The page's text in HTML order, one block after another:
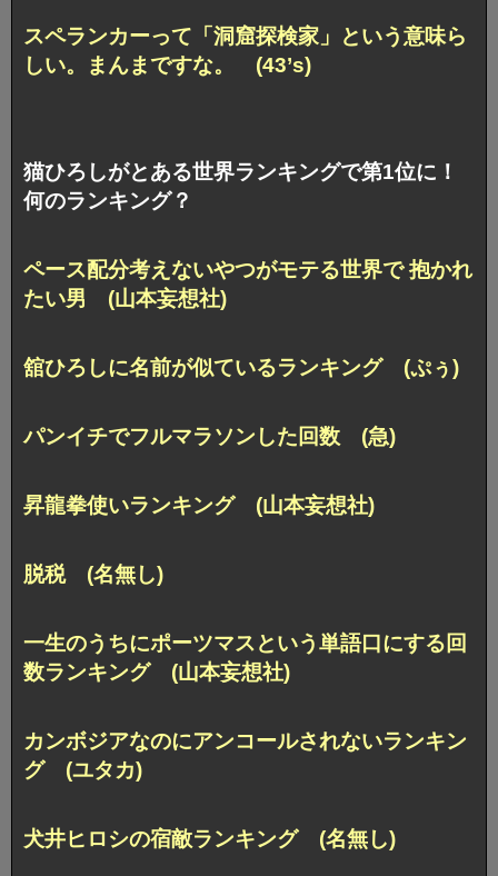
スペランカーって「洞窟探検家」という意味ら
しい。まんまですな。 (43’s)
猫ひろしがとある世界ランキングで第1位に！
何のランキング？
ペース配分考えないやつがモテる世界で 抱かれ
たい男 (山本妄想社)
舘ひろしに名前が似ているランキング (ぷぅ)
パンイチでフルマラソンした回数 (急)
昇龍拳使いランキング (山本妄想社)
脱税 (名無し)
一生のうちにポーツマスという単語口にする回
数ランキング (山本妄想社)
カンボジアなのにアンコールされないランキン
グ (ユタカ)
犬井ヒロシの宿敵ランキング (名無し)